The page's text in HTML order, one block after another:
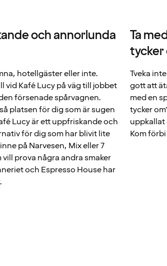
och annorlunda
hotellgäster eller inte.
vid Kafé Lucy på väg till jobbet
försenade spårvagnen.
platsen för dig som är sugen
Lucy är ett uppfriskande och
för dig som har blivit lite
på Narvesen, Mix eller 7
vill prova några andra smaker
och Espresso House har
Ta
tycker
Tveka
gott att
med en
tycker
uppkallat
Kom